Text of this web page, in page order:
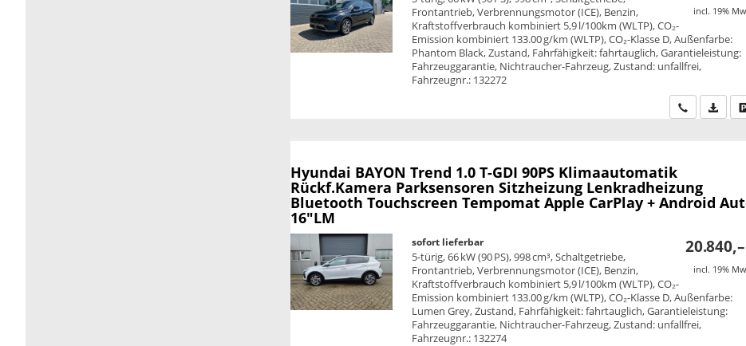
incl. 19%
Frontantrieb, Verbrennungsmotor (ICE), Benzin,
Kraftstoffverbrauch kombiniert 5,9 l/100km (WLTP), CO₂-
Emission kombiniert 133.00 g/km (WLTP), CO₂-Klasse D, Außenfarbe:
Phantom Black, Zustand, Fahrfähigkeit: fahrtauglich, Garantieleistung:
Fahrzeuggarantie, Nichtraucher-Fahrzeug, Zustand: unfallfrei,
Fahrzeugnr.: 132272
Wir rufen Sie
Hyundai BAYON Trend 1.0 T-GDI 90PS Klimaautomatik
Rückf.Kamera Parksensoren Sitzheizung Lenkradheizung
Bluetooth Touchscreen Tempomat Apple CarPlay + Android
16"LM
incl. 19%
sofort lieferbar
5-türig, 66 kW (90 PS), 998 cm³, Schaltgetriebe,
Frontantrieb, Verbrennungsmotor (ICE), Benzin,
Kraftstoffverbrauch kombiniert 5,9 l/100km (WLTP), CO₂-
Emission kombiniert 133.00 g/km (WLTP), CO₂-Klasse D, Außenfarbe:
Lumen Grey, Zustand, Fahrfähigkeit: fahrtauglich, Garantieleistung:
Fahrzeuggarantie, Nichtraucher-Fahrzeug, Zustand: unfallfrei,
Fahrzeugnr.: 132274